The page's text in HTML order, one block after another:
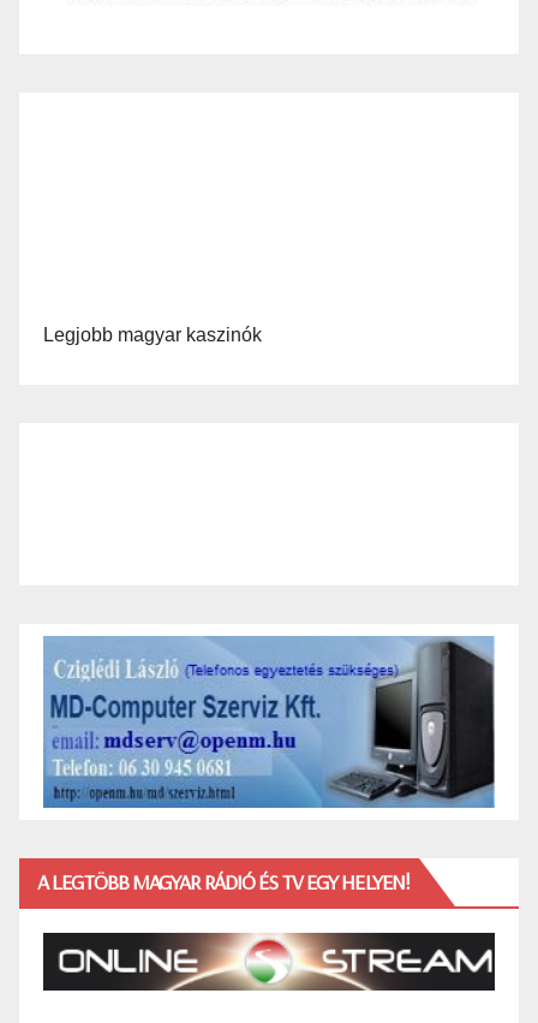
Legjobb magyar kaszinók
A LEGTÖBB MAGYAR RÁDIÓ ÉS TV EGY HELYEN!